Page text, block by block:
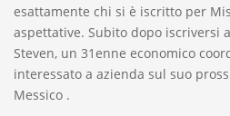
esattamente chi si è iscritto per
aspettative. Subito dopo iscriversi
Steven, un 31enne economico
interessato a azienda sul suo
Messico .